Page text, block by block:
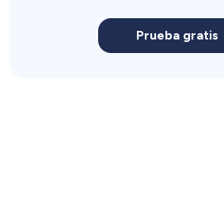
Prueba gratis